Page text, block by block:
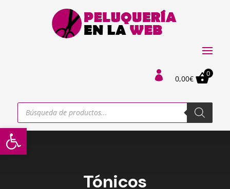
Abrir barra de herramientas
 0,00€
0
Búsqueda
productos
Tónicos